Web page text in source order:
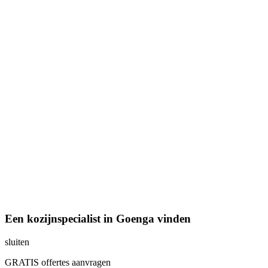
Een kozijnspecialist in Goenga vinden
sluiten
GRATIS offertes aanvragen